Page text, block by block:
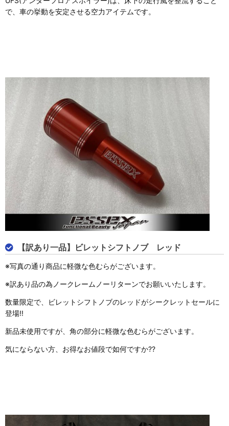
で、車の挙動を安定させる空力アイテムです。
【訳あり一品】ビレットシフトノブ レッド
※写真の通り商品に軽微な色むらがございます。
※訳あり品の為ノークレームノーリターンでお願いいたします。
数量限定で、ビレットシフトノブのレッドがシークレットセールに
登場!!
新品未使用ですが、角の部分に軽微な色むらがございます。
気にならない方、お得なお値段で如何ですか??